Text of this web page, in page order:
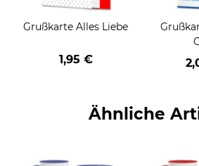
Grußkarte Alles Liebe
1,95 €
Ähnliche